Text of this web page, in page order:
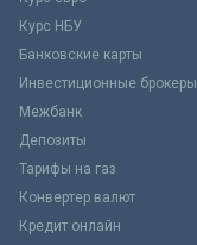
Курс НБУ
Банковские карты
Инвестиционные брокеры
Межбанк
Депозиты
Тарифы на газ
Конвертер валют
Кредит онлайн